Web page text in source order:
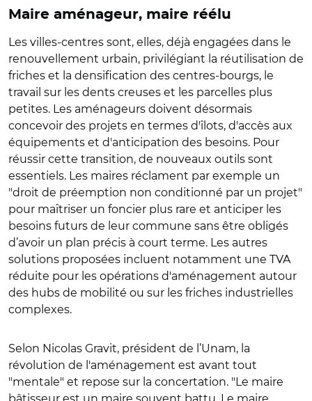
Maire aménageur, maire réélu
Les villes-centres sont, elles, déjà engagées dans le
renouvellement urbain, privilégiant la réutilisation de
friches et la densification des centres-bourgs, le
travail sur les dents creuses et les parcelles plus
petites. Les aménageurs doivent désormais
concevoir des projets en termes d'îlots, d'accès aux
équipements et d'anticipation des besoins. Pour
réussir cette transition, de nouveaux outils sont
essentiels. Les maires réclament par exemple un
"droit de préemption non conditionné par un projet"
pour maîtriser un foncier plus rare et anticiper les
besoins futurs de leur commune sans être obligés
d’avoir un plan précis à court terme. Les autres
solutions proposées incluent notamment une TVA
réduite pour les opérations d'aménagement autour
des hubs de mobilité ou sur les friches industrielles
complexes.
Selon Nicolas Gravit, président de l’Unam, la
révolution de l'aménagement est avant tout
"mentale" et repose sur la concertation. "Le maire
bâtisseur est un maire souvent battu. Le maire